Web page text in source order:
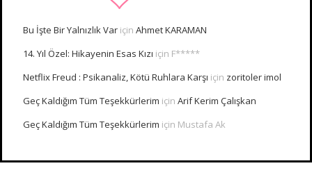
Bu İşte Bir Yalnızlık Var için Ahmet KARAMAN
14. Yıl Özel: Hikayenin Esas Kızı için F*****
Netflix Freud : Psikanaliz, Kötü Ruhlara Karşı için zoritoler imol
Geç Kaldığım Tüm Teşekkürlerim için Arif Kerim Çalışkan
Geç Kaldığım Tüm Teşekkürlerim için Mustafa Ak